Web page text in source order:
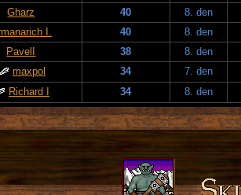
Gharz 40
8. den
I. 40
8. den
PavelI 38
8. den
maxpol 34
7. den
Richard I 34 8. den